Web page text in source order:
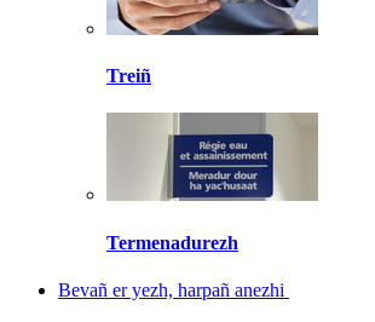
Treiñ
Termenadurezh
Bevañ er yezh, harpañ anezhi